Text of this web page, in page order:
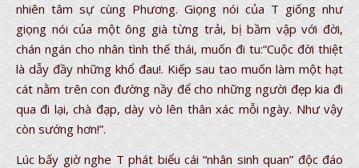
nhiên tâm sự cùng Phương. Giọng nói của T giống như
giọng nói của một ông già từng trải, bị bầm vập với đời,
chán ngán cho nhân tình thế thái, muốn đi tu:“Cuộc đời thiệt
là dẫy đầy những khổ đau!. Kiếp sau tao muốn làm một hạt
cát nằm trên con đường nầy để cho những người đẹp kia đi
qua đi lại, chà đạp, dày vò lên thân xác mỗi ngày. Như vậy
còn sướng hơn!”.
Lúc bấy giờ nghe T phát biểu cái “nhân sinh quan” độc đáo